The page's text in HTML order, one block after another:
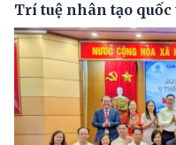
Trí tuệ nhân tạo quốc